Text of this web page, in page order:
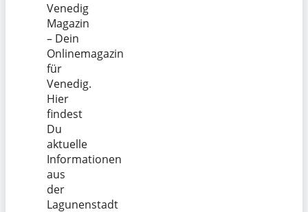
Venedig
Magazin
– Dein
Onlinemagazin
für
Venedig.
Hier
findest
Du
aktuelle
Informationen
aus
der
Lagunenstadt